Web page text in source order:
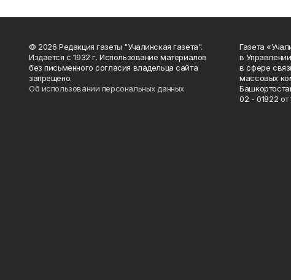
© 2026 Редакция газеты "Учалинская газета".
Издается с 1932 г. Использование материалов
без письменного согласия владельца сайта
запрещено.
Об использовании персональных данных
Газета
в
в сфере
массовых
02 - 01822 от